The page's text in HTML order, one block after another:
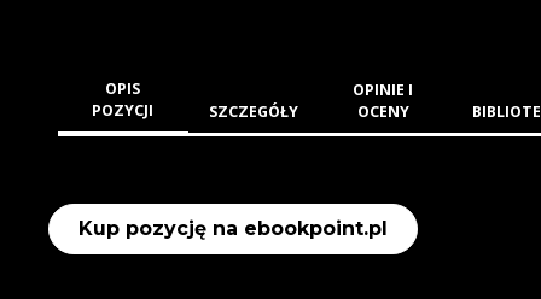
OPIS
POZYCJI
SZCZEGÓŁY
OPINIE I
OCENY
Kup pozycję na ebookpoint.pl